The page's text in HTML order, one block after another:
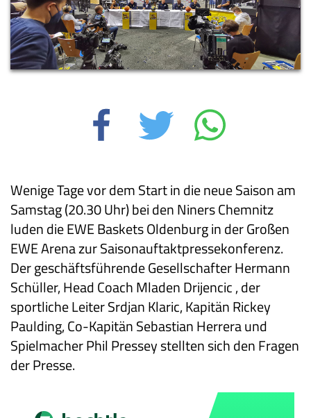
Wenige Tage vor dem Start in die neue Saison am
Samstag (20.30 Uhr) bei den Niners Chemnitz
luden die EWE Baskets Oldenburg in der Großen
EWE Arena zur Saisonauftaktpressekonferenz.
Der geschäftsführende Gesellschafter Hermann
Schüller, Head Coach Mladen Drijencic , der
sportliche Leiter Srdjan Klaric, Kapitän Rickey
Paulding, Co-Kapitän Sebastian Herrera und
Spielmacher Phil Pressey stellten sich den Fragen
der Presse.